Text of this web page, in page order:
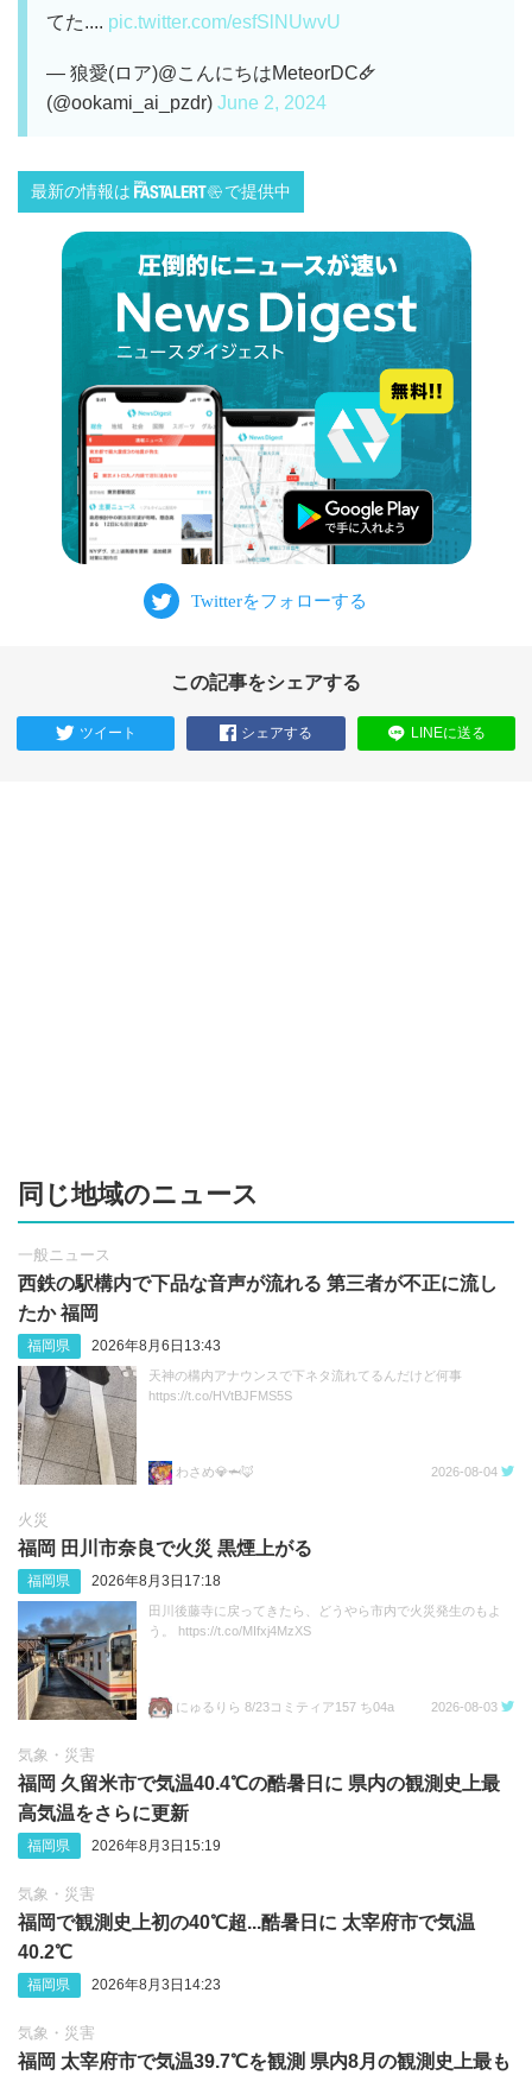
てた.... pic.twitter.com/esfSlNUwvU
— 狼愛(ロア)@こんにちはMeteorDC🜸
(@ookami_ai_pzdr) June 2, 2024
最新の情報は で提供中
この記事をシェアする
ツイート シェアする LINEに送る
同じ地域のニュース
一般ニュース
西鉄の駅構内で下品な音声が流れる 第三者が不正に流し
たか 福岡
福岡県 2026年8月6日13:43
天神の構内アナウンスで下ネタ流れてるんだけど何事
https://t.co/HVtBJFMS5S
わさめ💎🦈🦊 2026-08-04
火災
福岡 田川市奈良で火災 黒煙上がる
福岡県 2026年8月3日17:18
田川後藤寺に戻ってきたら、どうやら市内で火災発生のもよ
う。 https://t.co/MIfxj4MzXS
にゅるりら 8/23コミティア157 ち04a 2026-08-03
気象・災害
福岡 久留米市で気温40.4℃の酷暑日に 県内の観測史上最
高気温をさらに更新
福岡県 2026年8月3日15:19
気象・災害
福岡で観測史上初の40℃超...酷暑日に 太宰府市で気温
40.2℃
福岡県 2026年8月3日14:23
気象・災害
福岡 太宰府市で気温39.7℃を観測 県内8月の観測史上最も